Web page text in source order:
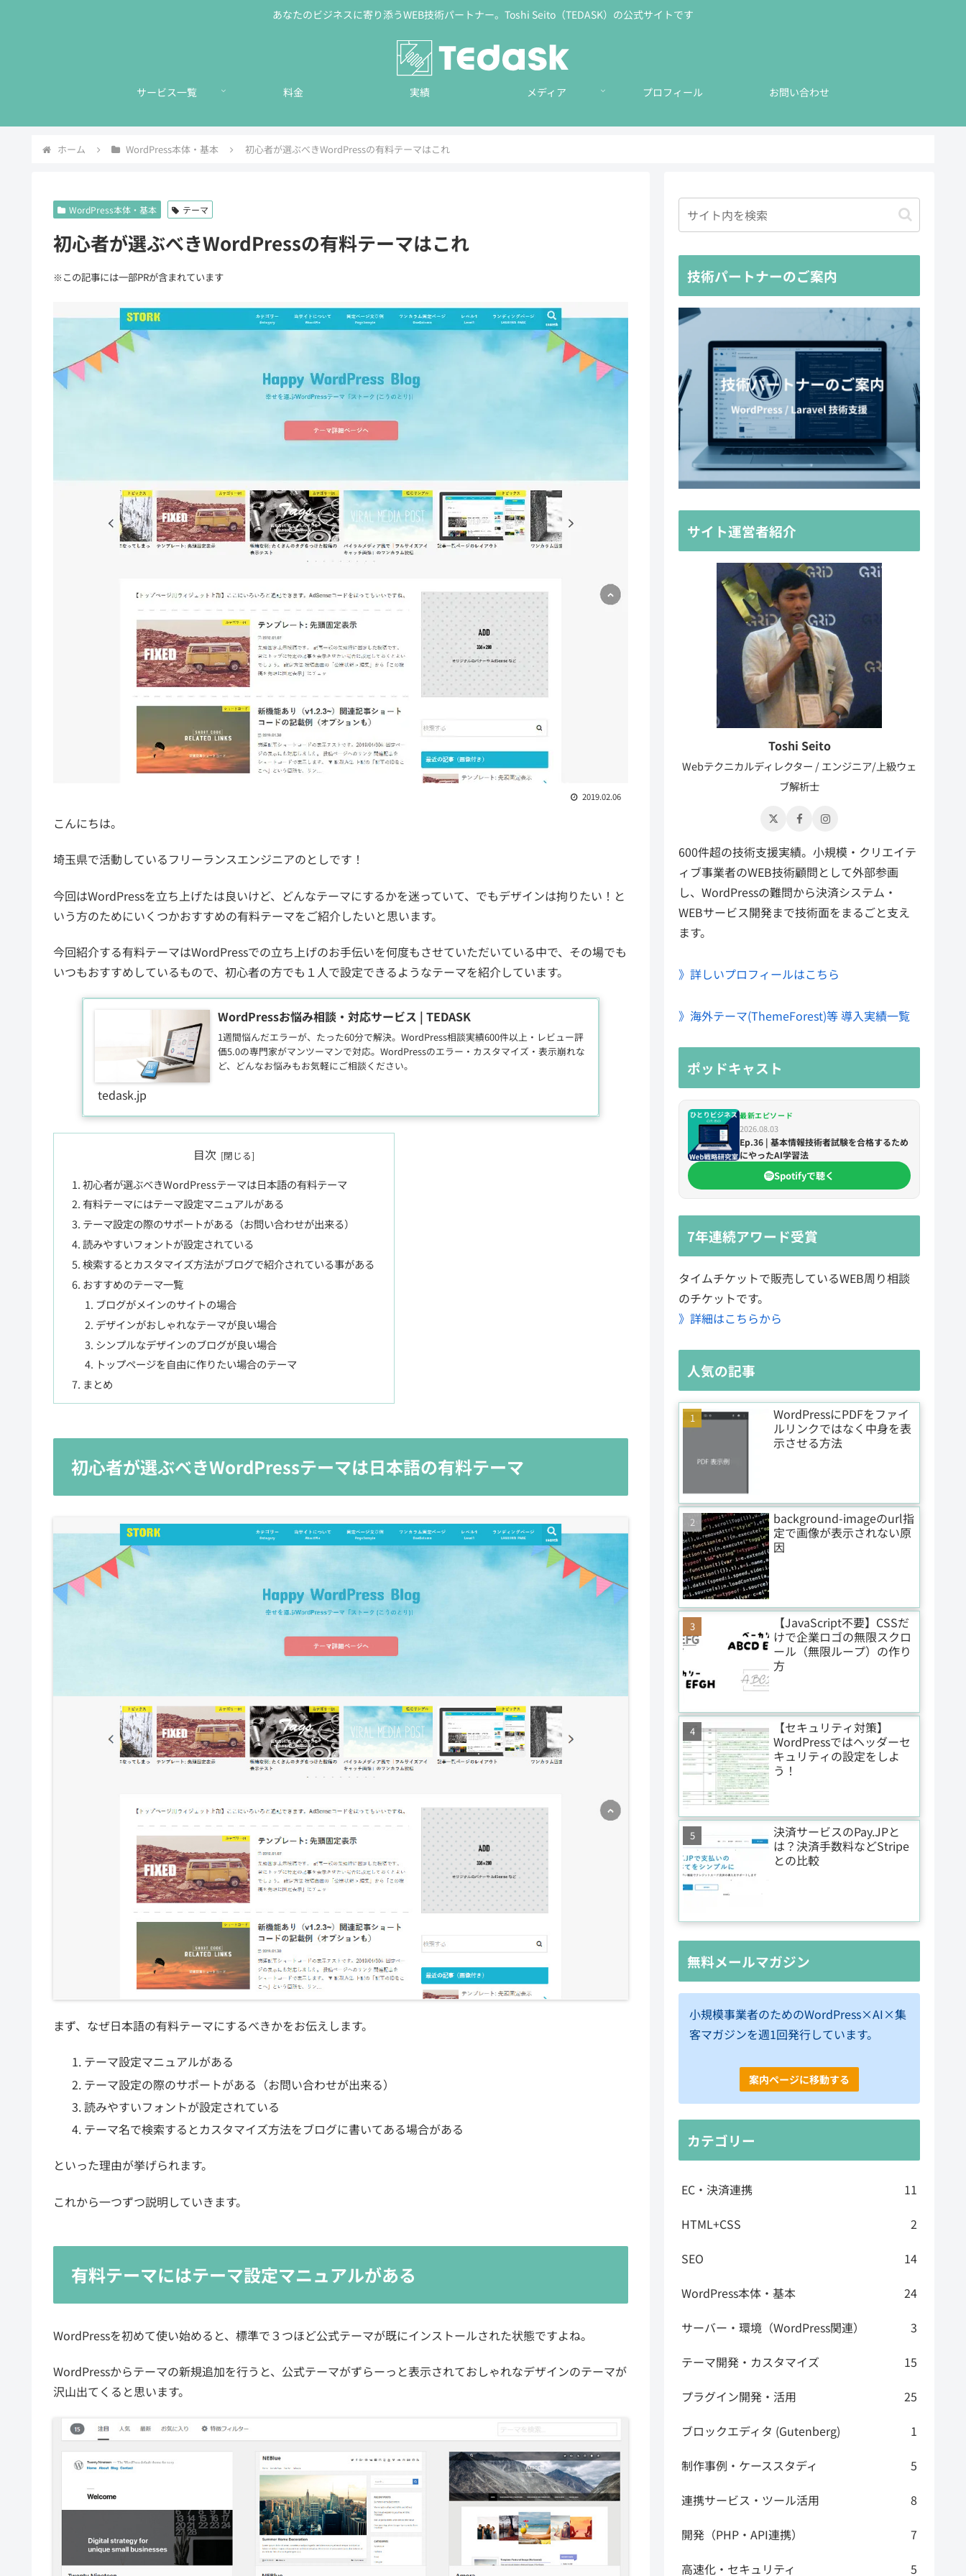
あなたのビジネスに寄り添うWEB技術パートナー。Toshi Seito（TEDASK）の公式サイトです
サービス一覧 料金 実績 メディア プロフィール お問い合わせ
ホーム WordPress本体・基本 初心者が選ぶべきWordPressの有料テーマはこれ
WordPress本体・基本 テーマ
初心者が選ぶべきWordPressの有料テーマはこれ
※この記事には一部PRが含まれています
2019.02.06
こんにちは。
埼玉県で活動しているフリーランスエンジニアのとしです！
今回はWordPressを立ち上げたは良いけど、どんなテーマにするかを迷っていて、でもデザインは拘りたい！と
いう方のためにいくつかおすすめの有料テーマをご紹介したいと思います。
今回紹介する有料テーマはWordPressでの立ち上げのお手伝いを何度もさせていただいている中で、その場でも
いつもおすすめしているもので、初心者の方でも１人で設定できるようなテーマを紹介しています。
WordPressお悩み相談・対応サービス | TEDASK
1週間悩んだエラーが、たった60分で解決。WordPress相談実績600件以上・レビュー評
価5.0の専門家がマンツーマンで対応。WordPressのエラー・カスタマイズ・表示崩れな
ど、どんなお悩みもお気軽にご相談ください。
tedask.jp
目次
初心者が選ぶべきWordPressテーマは日本語の有料テーマ
有料テーマにはテーマ設定マニュアルがある
テーマ設定の際のサポートがある（お問い合わせが出来る）
読みやすいフォントが設定されている
検索するとカスタマイズ方法がブログで紹介されている事がある
おすすめのテーマ一覧
ブログがメインのサイトの場合
デザインがおしゃれなテーマが良い場合
シンプルなデザインのブログが良い場合
トップページを自由に作りたい場合のテーマ
まとめ
初心者が選ぶべきWordPressテーマは日本語の有料テーマ
まず、なぜ日本語の有料テーマにするべきかをお伝えします。
テーマ設定マニュアルがある
テーマ設定の際のサポートがある（お問い合わせが出来る）
読みやすいフォントが設定されている
テーマ名で検索するとカスタマイズ方法をブログに書いてある場合がある
といった理由が挙げられます。
これから一つずつ説明していきます。
有料テーマにはテーマ設定マニュアルがある
WordPressを初めて使い始めると、標準で３つほど公式テーマが既にインストールされた状態ですよね。
WordPressからテーマの新規追加を行うと、公式テーマがずらーっと表示されておしゃれなデザインのテーマが
沢山出てくると思います。
技術パートナーのご案内
サイト運営者紹介
Toshi Seito
Webテクニカルディレクター / エンジニア/上級ウェ
ブ解析士
600件超の技術支援実績。小規模・クリエイテ
ィブ事業者のWEB技術顧問として外部参画
し、WordPressの難問から決済システム・
WEBサービス開発まで技術面をまるごと支え
ます。
》詳しいプロフィールはこちら
》海外テーマ(ThemeForest)等 導入実績一覧
ポッドキャスト
最新エピソード
2026.08.03
Ep.36 | 基本情報技術者試験を合格するため
にやったAI学習法
Spotifyで聴く
7年連続アワード受賞
タイムチケットで販売しているWEB周り相談
のチケットです。
》詳細はこちらから
人気の記事
WordPressにPDFをファイ
ルリンクではなく中身を表
示させる方法
background-imageのurl指
定で画像が表示されない原
因
【JavaScript不要】CSSだ
けで企業ロゴの無限スクロ
ール（無限ループ）の作り
方
【セキュリティ対策】
WordPressではヘッダーセ
キュリティの設定をしよ
う！
決済サービスのPay.JPと
は？決済手数料などStripe
との比較
無料メールマガジン
小規模事業者のためのWordPress×AI×集
客マガジンを週1回発行しています。
案内ページに移動する
カテゴリー
EC・決済連携
11
HTML+CSS
2
SEO
14
WordPress本体・基本
24
サーバー・環境（WordPress関連）
3
テーマ開発・カスタマイズ
15
プラグイン開発・活用
25
ブロックエディタ (Gutenberg)
1
制作事例・ケーススタディ
5
連携サービス・ツール活用
8
開発（PHP・API連携）
7
高速化・セキュリティ
5